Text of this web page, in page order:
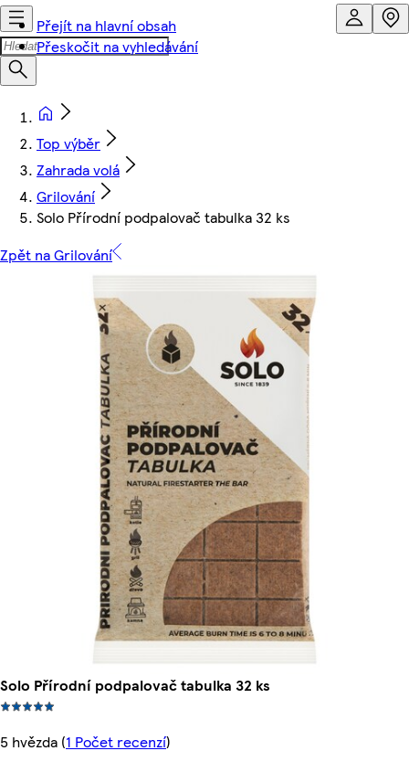
Přejít na hlavní obsah
Přeskočit na vyhledávání
Top výběr
Zahrada volá
Grilování
Solo Přírodní podpalovač tabulka 32 ks
Zpět na Grilování
Solo Přírodní podpalovač tabulka 32 ks
5 hvězda (1 Počet recenzí)